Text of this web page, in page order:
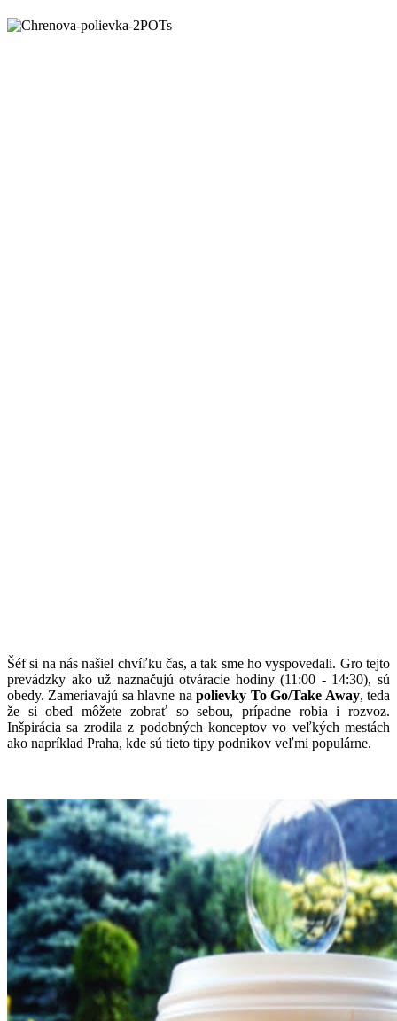
Šéf si na nás našiel chvíľku čas, a tak sme ho vyspovedali. Gro tejto
prevádzky ako už naznačujú otváracie hodiny (11:00 - 14:30), sú
obedy. Zameriavajú sa hlavne napolievky To Go/Take Away, teda
že si obed môžete zobrať so sebou, prípadne robia i rozvoz.
Inšpirácia sa zrodila z podobných konceptov vo veľkých mestách
ako napríklad Praha, kde sú tieto tipy podnikov veľmi populárne.